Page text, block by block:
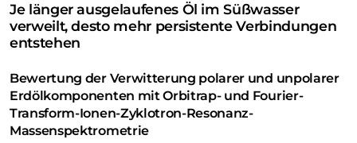
Je länger ausgelaufenes Öl im Süßwasser
verweilt, desto mehr persistente Verbindungen
entstehen
Bewertung der Verwitterung polarer und unpolarer
Erdölkomponenten mit Orbitrap- und Fourier-
Transform-Ionen-Zyklotron-Resonanz-
Massenspektrometrie